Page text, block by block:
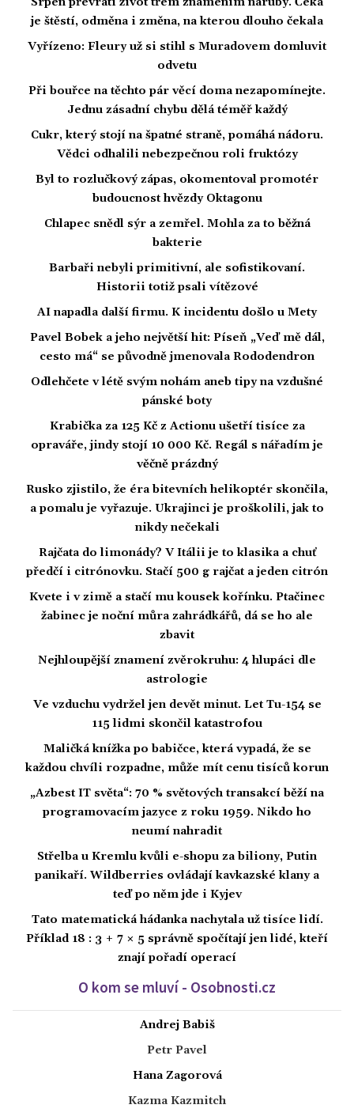
je štěstí, odměna i změna, na kterou dlouho čekala
Vyřízeno: Fleury už si stihl s Muradovem domluvit
odvetu
Při bouřce na těchto pár věcí doma nezapomínejte.
Jednu zásadní chybu dělá téměř každý
Cukr, který stojí na špatné straně, pomáhá nádoru.
Vědci odhalili nebezpečnou roli fruktózy
Byl to rozlučkový zápas, okomentoval promotér
budoucnost hvězdy Oktagonu
Chlapec snědl sýr a zemřel. Mohla za to běžná
bakterie
Barbaři nebyli primitivní, ale sofistikovaní.
Historii totiž psali vítězové
AI napadla další firmu. K incidentu došlo u Mety
Pavel Bobek a jeho největší hit: Píseň „Veď mě dál,
cesto má“ se původně jmenovala Rododendron
Odlehčete v létě svým nohám aneb tipy na vzdušné
pánské boty
Krabička za 125 Kč z Actionu ušetří tisíce za
opraváře, jindy stojí 10 000 Kč. Regál s nářadím je
věčně prázdný
Rusko zjistilo, že éra bitevních helikoptér skončila,
a pomalu je vyřazuje. Ukrajinci je proškolili, jak to
nikdy nečekali
Rajčata do limonády? V Itálii je to klasika a chuť
předčí i citrónovku. Stačí 500 g rajčat a jeden citrón
Kvete i v zimě a stačí mu kousek kořínku. Ptačinec
žabinec je noční můra zahrádkářů, dá se ho ale
zbavit
Nejhloupější znamení zvěrokruhu: 4 hlupáci dle
astrologie
Ve vzduchu vydržel jen devět minut. Let Tu-154 se
115 lidmi skončil katastrofou
Maličká knížka po babičce, která vypadá, že se
každou chvíli rozpadne, může mít cenu tisíců korun
„Azbest IT světa“: 70 % světových transakcí běží na
programovacím jazyce z roku 1959. Nikdo ho
neumí nahradit
Střelba u Kremlu kvůli e-shopu za biliony, Putin
panikaří. Wildberries ovládají kavkazské klany a
teď po něm jde i Kyjev
Tato matematická hádanka nachytala už tisíce lidí.
Příklad 18 : 3 + 7 × 5 správně spočítají jen lidé, kteří
znají pořadí operací
O kom se mluví - Osobnosti.cz
Andrej Babiš
Petr Pavel
Hana Zagorová
Kazma Kazmitch